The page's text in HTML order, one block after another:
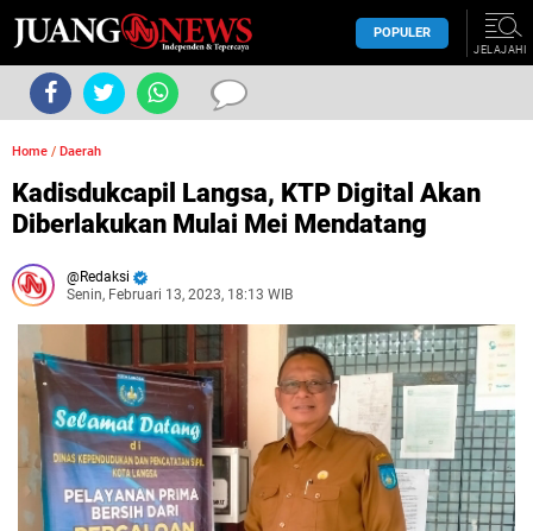
POPULER
JELAJAHI
Home / Daerah
Kadisdukcapil Langsa, KTP Digital Akan
Diberlakukan Mulai Mei Mendatang
Redaksi
Senin, Februari 13, 2023, 18:13 WIB